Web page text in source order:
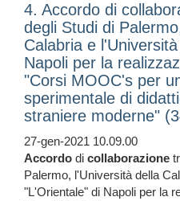
4. Accordo di
degli Studi di
Calabria e
Napoli per la
"Corsi MOOC's per
sperimentale di
straniere moderne"
27-gen-2021 10.09.00
Accordo di collaborazione
Palermo, l'Università della
"L'Orientale" di Napoli per la